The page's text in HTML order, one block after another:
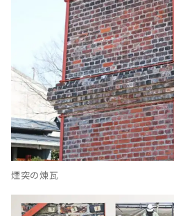
煙突の煉瓦